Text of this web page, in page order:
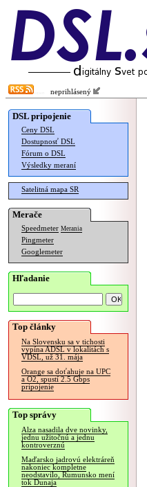
neprihlásený
DSL pripojenie
Ceny DSL
Dostupnosť DSL
Fórum o DSL
Výsledky meraní
Satelitná mapa SR
Merače
Speedmeter Merania
Pingmeter
Googlemeter
Hľadanie
Top články
Na Slovensku sa v tichosti
vypína ADSL v lokalitách s
VDSL, už 31. mája
Orange sa doťahuje na UPC
a O2, spustí 2.5 Gbps
pripojenie
Top správy
Alza nasadila dve novinky,
jednu užitočnú a jednu
kontroverznú
Maďarsko jadrovú elektráreň
nakoniec kompletne
neodstavilo, Rumunsko mení
tok Dunaja